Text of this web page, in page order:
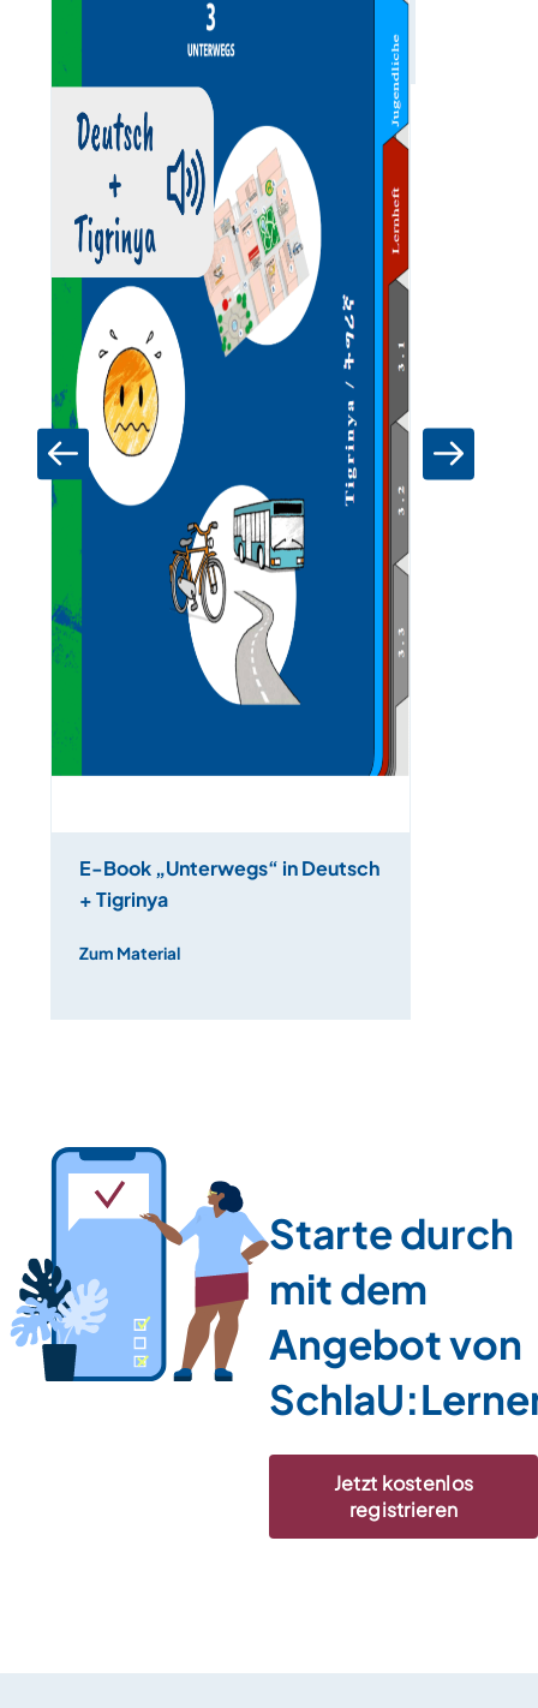
E-Book „Unterwegs“ in Deutsch
+ Tigrinya
Zum Material
Starte durch
mit dem
Angebot von
Jetzt kostenlos
registrieren